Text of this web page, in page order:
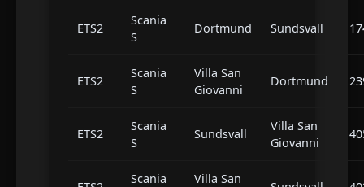
ETS2
Scania
S
Dortmund Sundsvall
ETS2
Scania
S
Villa San
Giovanni
Dortmund
ETS2
Scania
S
Sundsvall
Villa San
Giovanni
Scania
Villa San